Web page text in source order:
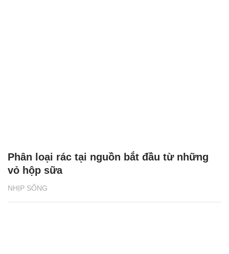
NHỊP SỐNG
Phân loại rác tại nguồn bắt đầu từ những
vỏ hộp sữa